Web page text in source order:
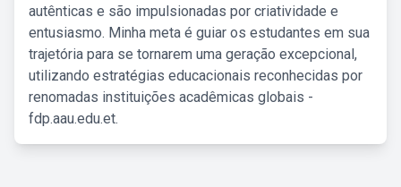
autênticas e são impulsionadas por criatividade e
entusiasmo. Minha meta é guiar os estudantes em sua
trajetória para se tornarem uma geração excepcional,
utilizando estratégias educacionais reconhecidas por
renomadas instituições acadêmicas globais -
fdp.aau.edu.et.